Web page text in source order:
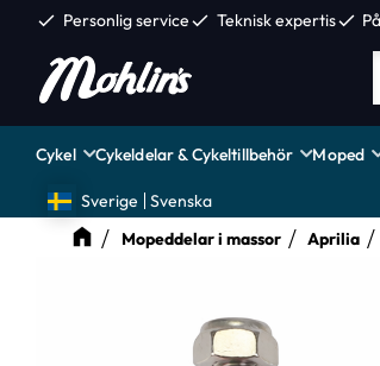
check Personlig servicecheck Teknisk expertischeck
Cykel Cykeldelar & Cykeltillbehör Moped
Sverige
Svenska
Mopeddelar i massor
Aprilia